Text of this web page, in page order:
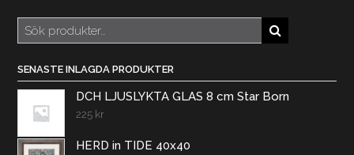
Sök
efter:
SENASTE INLAGDA PRODUKTER
DCH LJUSLYKTA GLAS 8 cm Star Born
225 kr
HERD in TIDE 40x40